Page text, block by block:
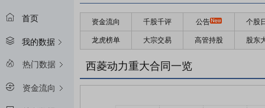
首页
我的数据
热门数据
资金流向
资金流向 千股千评 公告 个股
龙虎榜单 大宗交易 高管持股 股东
西菱动力重大合同一览